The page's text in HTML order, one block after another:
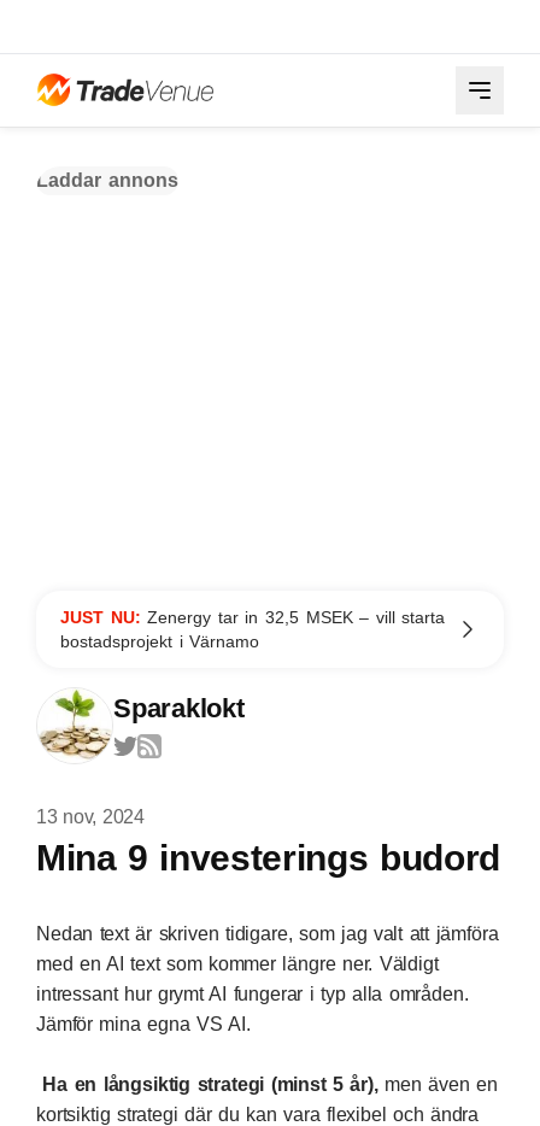
Laddar annons
JUST NU:Zenergy tar in 32,5 MSEK – vill starta
bostadsprojekt i Värnamo
Sparaklokt
13 nov, 2024
Mina 9 investerings budord
Nedan text är skriven tidigare, som jag valt att jämföra
med en AI text som kommer längre ner. Väldigt
intressant hur grymt AI fungerar i typ alla områden.
Jämför mina egna VS AI.
Ha en långsiktig strategi (minst 5 år),men även en
kortsiktig strategi där du kan vara flexibel och ändra